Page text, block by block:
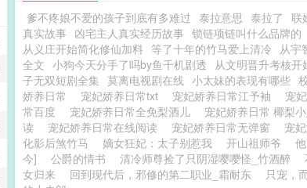
爹不疼娘不爱的孩子到底有多难过 泰拉意思 泰拉了 联
真实故事 凶宅主人真实经历故事 锁链项链叫什么品牌的
从义庄开始简化修仙加料 等了十年的竹马爱上清冷 从宇
全文 小狗今天分手了吗by鱼千机剧透 从文明晋升考核开
子无双短剧全集 莫离电视剧在线 小太妹的表现有哪些
娇养日常
宠妃娇养日常txt 宠妃娇养日常江予袖 宠
常百度
宠妃娇养日常全免梨酒儿 宠妃娇养日常 椰梨
读
宠妃娇养日常在线阅读 宠妃娇养日常无弹窗 宠
化影后煞竹马
嫡女狂妃：太子别惹我 开山祖师爷
今]
公爵的情书 清冷师尊捡了只阴湿嘤嘤怪_竹酒醉
女归来
回到现代后，邪修的第二职业_霜耐东 只宠，